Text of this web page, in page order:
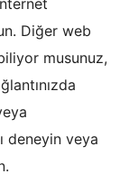
Diğer web
musunuz,
deneyin veya